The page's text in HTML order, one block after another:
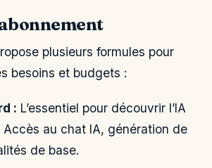
plusieurs formules pour
besoins et budgets :
: L’essentiel pour découvrir l’IA
au chat IA, génération de
de base.